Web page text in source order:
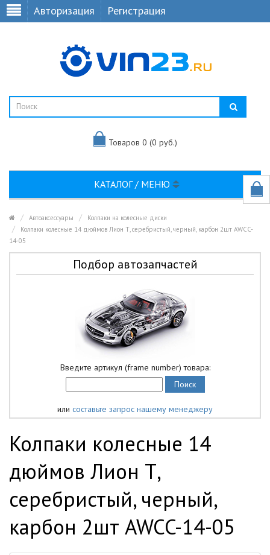
Авторизация Регистрация
Товаров 0 (0 руб.)
КАТАЛОГ / МЕНЮ
Автоаксессуары
Колпаки на колесные диски
Колпаки колесные 14 дюймов Лион Т, серебристый, черный, карбон 2шт AWCC-
14-05
Подбор автозапчастей
Введите артикул (frame number) товара:
или составьте запрос нашему менеджеру
Колпаки колесные 14
дюймов Лион Т,
серебристый, черный,
карбон 2шт AWCC-14-05